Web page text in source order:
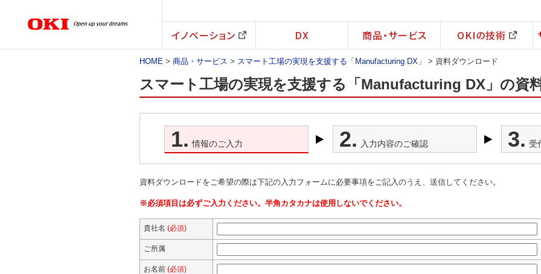
イノベーション DX 商品・サービス OKIの技術
HOME > 商品・サービス > スマート工場の実現を支援する「Manufacturing DX」 > 資料ダウンロード
スマート工場の実現を支援する「Manufacturing DX」の資
1. 情報のご入力 2. 入力内容のご確認 3. 受
資料ダウンロードをご希望の際は下記の入力フォームに必要事項をご記入のうえ、送信してください。
※必須項目は必ずご入力ください。半角カタカナは使用しないでください。
貴社名 (必須)
ご所属
お名前 (必須)